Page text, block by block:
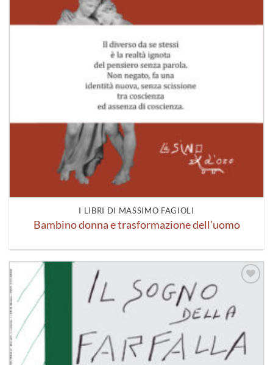
I LIBRI DI MASSIMO FAGIOLI
Bambino donna e trasformazione dell’uomo
desideri